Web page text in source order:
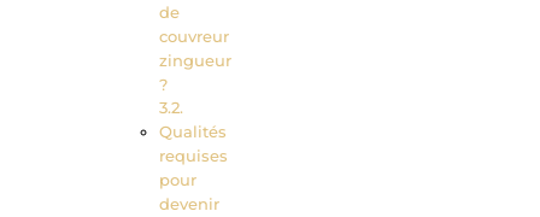
de
couvreur
zingueur
?
Qualités
requises
pour
devenir